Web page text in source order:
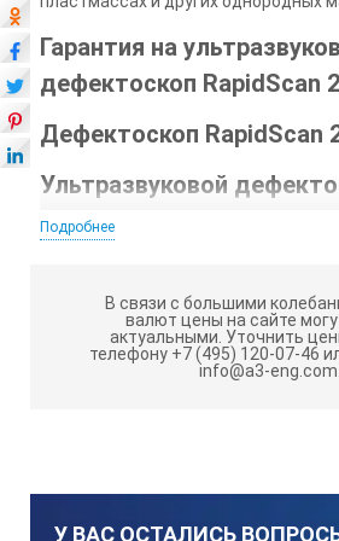
Гарантия на
дефектоскоп RapidScan
Дефектоскоп RapidScan
Ультразвуковой
RapidScan 2
включающий ультразвуковую
из 128 элементов, выполняет C-
ассоциируемое с иммерсионными
устройство дистанционного
Подробнее
В связи с большими
валют цены на сайте
актуальными. Уточнить
телефону +7 (495) 120-07-46
info@a3-eng.com.
У ВАС ОСТАЛИСЬ